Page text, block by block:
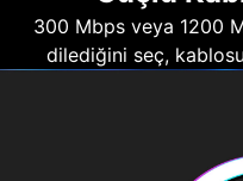
300 Mbps veya 1200
dilediğini seç,